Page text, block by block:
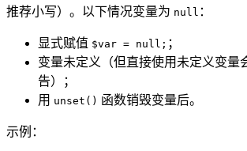
推荐小写）。以下情况变量为 null ：
显式赋值 $var = null; ；
变量未定义（但直接使用未定义变量
告）；
用 unset() 函数销毁变量后。
示例：